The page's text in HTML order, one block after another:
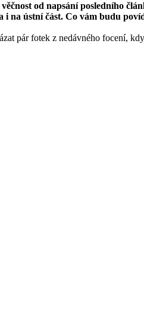
od napsání posledního
i na ústní část. Co vám budu
pár fotek z nedávného focení,